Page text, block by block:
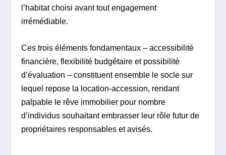
l’habitat choisi avant tout engagement
irrémédiable.
Ces trois éléments fondamentaux – accessibilité
financière, flexibilité budgétaire et possibilité
d’évaluation – constituent ensemble le socle sur
lequel repose la location-accession, rendant
palpable le rêve immobilier pour nombre
d’individus souhaitant embrasser leur rôle futur de
propriétaires responsables et avisés.